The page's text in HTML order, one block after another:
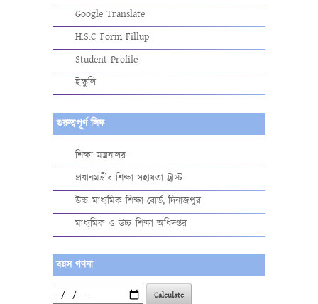
Google Translate
H.S.C Form Fillup
Student Profile
ইস্কুলি
গুরুত্বপূর্ণ লিঙ্ক
শিক্ষা মন্ত্রনালয়
প্রধানমন্ত্রীর শিক্ষা সহায়তা ট্রাস্ট
উচ্চ মাধ্যমিক শিক্ষা বোর্ড, দিনাজপুর
মাধ্যমিক ও উচ্চ শিক্ষা অধিদপ্তর
বয়স গণনা
Calculate